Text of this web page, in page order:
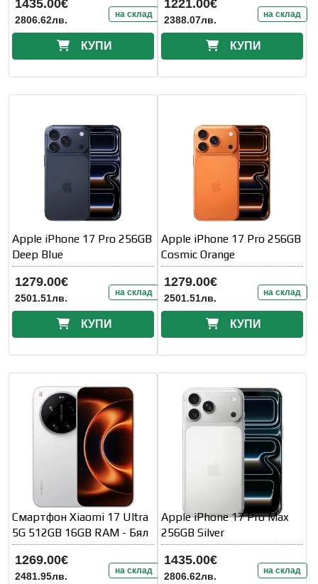
1435.00€
2806.62лв. на склад
КУПИ
1221.00€
2388.07лв. на склад
КУПИ
Apple iPhone 17 Pro 256GB
Deep Blue
1279.00€
2501.51лв. на склад
КУПИ
Apple iPhone 17 Pro 256GB
Cosmic Orange
1279.00€
2501.51лв. на склад
КУПИ
Смартфон Xiaomi 17 Ultra
5G 512GB 16GB RAM - Бял
1269.00€
2481.95лв. на склад
Apple iPhone 17 Pro Max
256GB Silver
1435.00€
2806.62лв. на склад